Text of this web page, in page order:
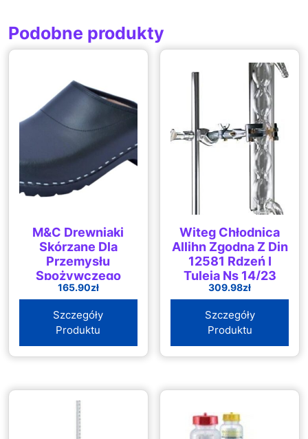
Podobne produkty
M&C Drewniaki
Skórzane Dla
Przemysłu
Spożywczego
Czarne 37
165.90zł
Szczegóły
Produktu
Witeg Chłodnica
Allihn Zgodna Z Din
12581 Rdzeń I
Tuleja Ns 14/23
Długość Płaszcza
160mm
309.98zł
Szczegóły
Produktu